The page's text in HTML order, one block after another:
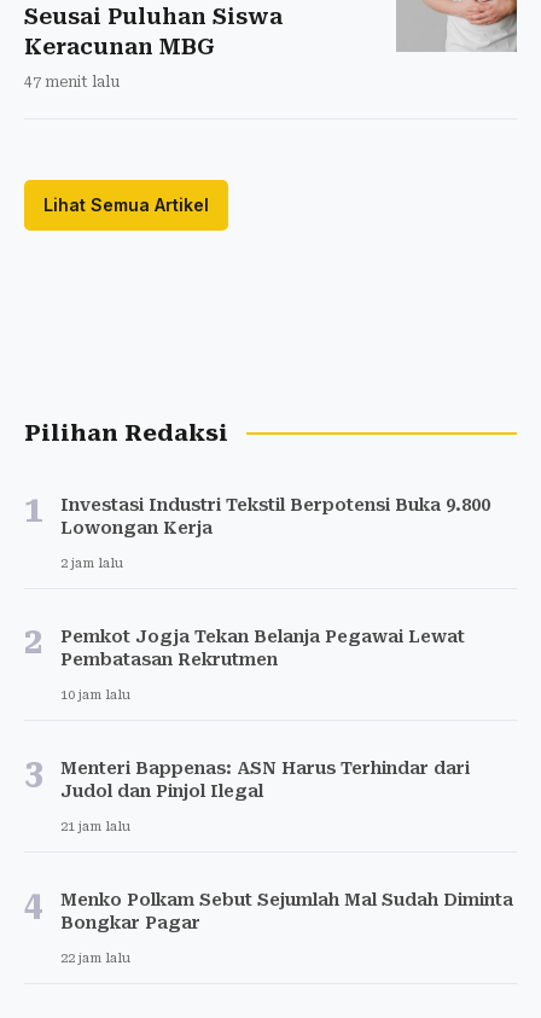
Seusai Puluhan Siswa
Keracunan MBG
47 menit lalu
Lihat Semua Artikel
Pilihan Redaksi
1
Investasi Industri Tekstil Berpotensi Buka 9.800
Lowongan Kerja
2 jam lalu
2
Pemkot Jogja Tekan Belanja Pegawai Lewat
Pembatasan Rekrutmen
10 jam lalu
3
Menteri Bappenas: ASN Harus Terhindar dari
Judol dan Pinjol Ilegal
21 jam lalu
4
Menko Polkam Sebut Sejumlah Mal Sudah Diminta
Bongkar Pagar
22 jam lalu